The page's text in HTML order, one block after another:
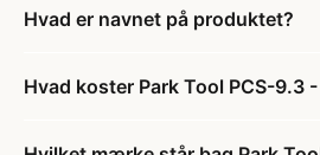
Hvad er navnet på produktet?
Hvad koster Park Tool PCS-9.3